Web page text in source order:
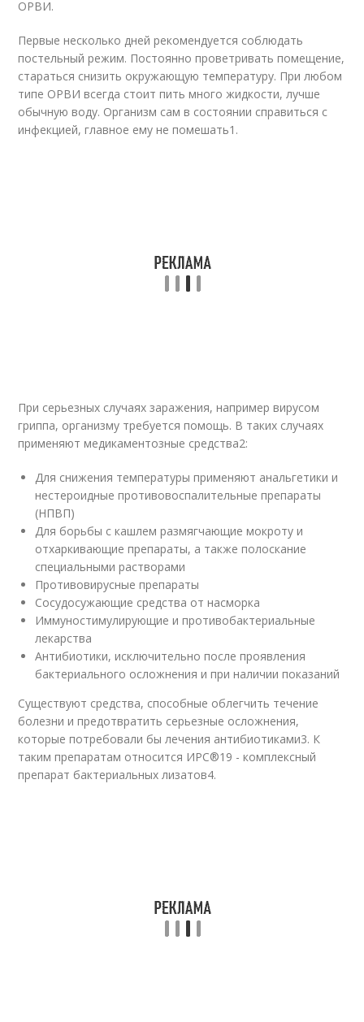
ОРВИ.
Первые несколько дней рекомендуется соблюдать
постельный режим. Постоянно проветривать помещение,
стараться снизить окружающую температуру. При любом
типе ОРВИ всегда стоит пить много жидкости, лучше
обычную воду. Организм сам в состоянии справиться с
инфекцией, главное ему не помешать1 .
При серьезных случаях заражения, например вирусом
гриппа, организму требуется помощь. В таких случаях
применяют медикаментозные средства2:
Для снижения температуры применяют анальгетики и
нестероидные противовоспалительные препараты
(НПВП)
Для борьбы с кашлем размягчающие мокроту и
отхаркивающие препараты, а также полоскание
специальными растворами
Противовирусные препараты
Сосудосужающие средства от насморка
Иммуностимулирующие и противобактериальные
лекарства
Антибиотики, исключительно после проявления
бактериального осложнения и при наличии показаний
Существуют средства, способные облегчить течение
болезни и предотвратить серьезные осложнения,
которые потребовали бы лечения антибиотиками3. К
таким препаратам относится ИРС®19 - комплексный
препарат бактериальных лизатов4.